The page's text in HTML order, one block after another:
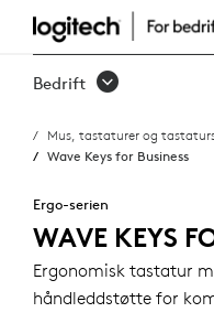
WAVE
KEYS
BUSINESS
Bedrift
Mus, tastaturer og
Wave Keys for Business
Ergo-serien
WAVE KEYS
Ergonomisk tastatur
håndleddstøtte for